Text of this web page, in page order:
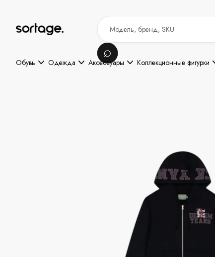
Обувь Одежда Аксессуары Коллекционные фигурки